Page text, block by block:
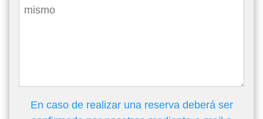
En caso de realizar una reserva deberá ser